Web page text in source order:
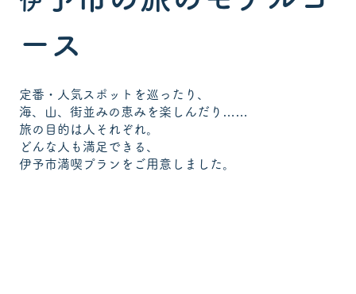
定番・人気スポットを巡ったり、
海、山、街並みの恵みを楽しんだり……
旅の目的は人それぞれ。
どんな人も満足できる、
伊予市満喫プランをご用意しました。
ース